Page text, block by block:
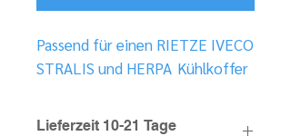
Passend für einen RIETZE IVECO
STRALIS und HERPA Kühlkoffer
Lieferzeit 10-21 Tage